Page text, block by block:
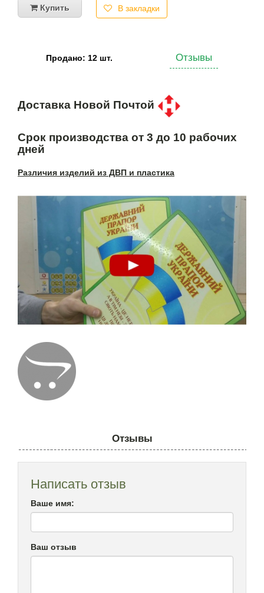
Купить В закладки
Продано: 12 шт. Отзывы
Доставка Новой Почтой
Срок производства от 3 до 10 рабочих
дней
Различия изделий из ДВП и пластика
Отзывы
Написать отзыв
Ваше имя:
Ваш отзыв